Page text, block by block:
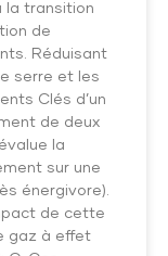
la transition
de
Réduisant
serre et les
Clés d’un
de deux
la
sur une
énergivore).
de cette
gaz à effet